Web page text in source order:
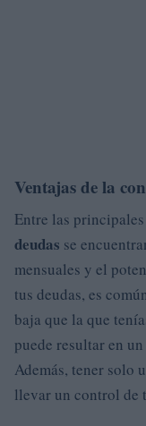
Ventajas de la
Entre las
deudas se
mensuales y el
tus deudas, es
baja que la que
puede resultar en
Además, tener solo
llevar un control de